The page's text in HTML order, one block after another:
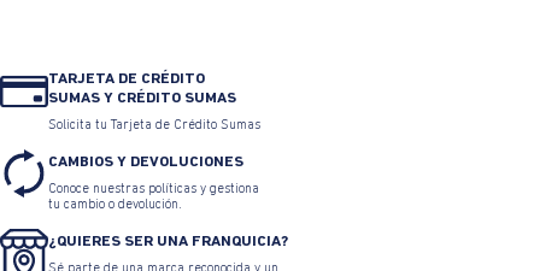
TARJETA DE CRÉDITO
SUMAS Y CRÉDITO SUMAS
Solicita tu Tarjeta de Crédito Sumas
CAMBIOS Y DEVOLUCIONES
Conoce nuestras políticas y gestiona
tu cambio o devolución.
¿QUIERES SER UNA FRANQUICIA?